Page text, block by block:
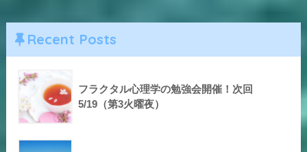
Recent Posts
フラクタル心理学の勉強会開催！次回
5/19（第3火曜夜）